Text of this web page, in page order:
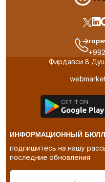
Фирдавси 8
ИНФОРМАЦИОННЫЙ
подпишитесь на нашу
последние обновления